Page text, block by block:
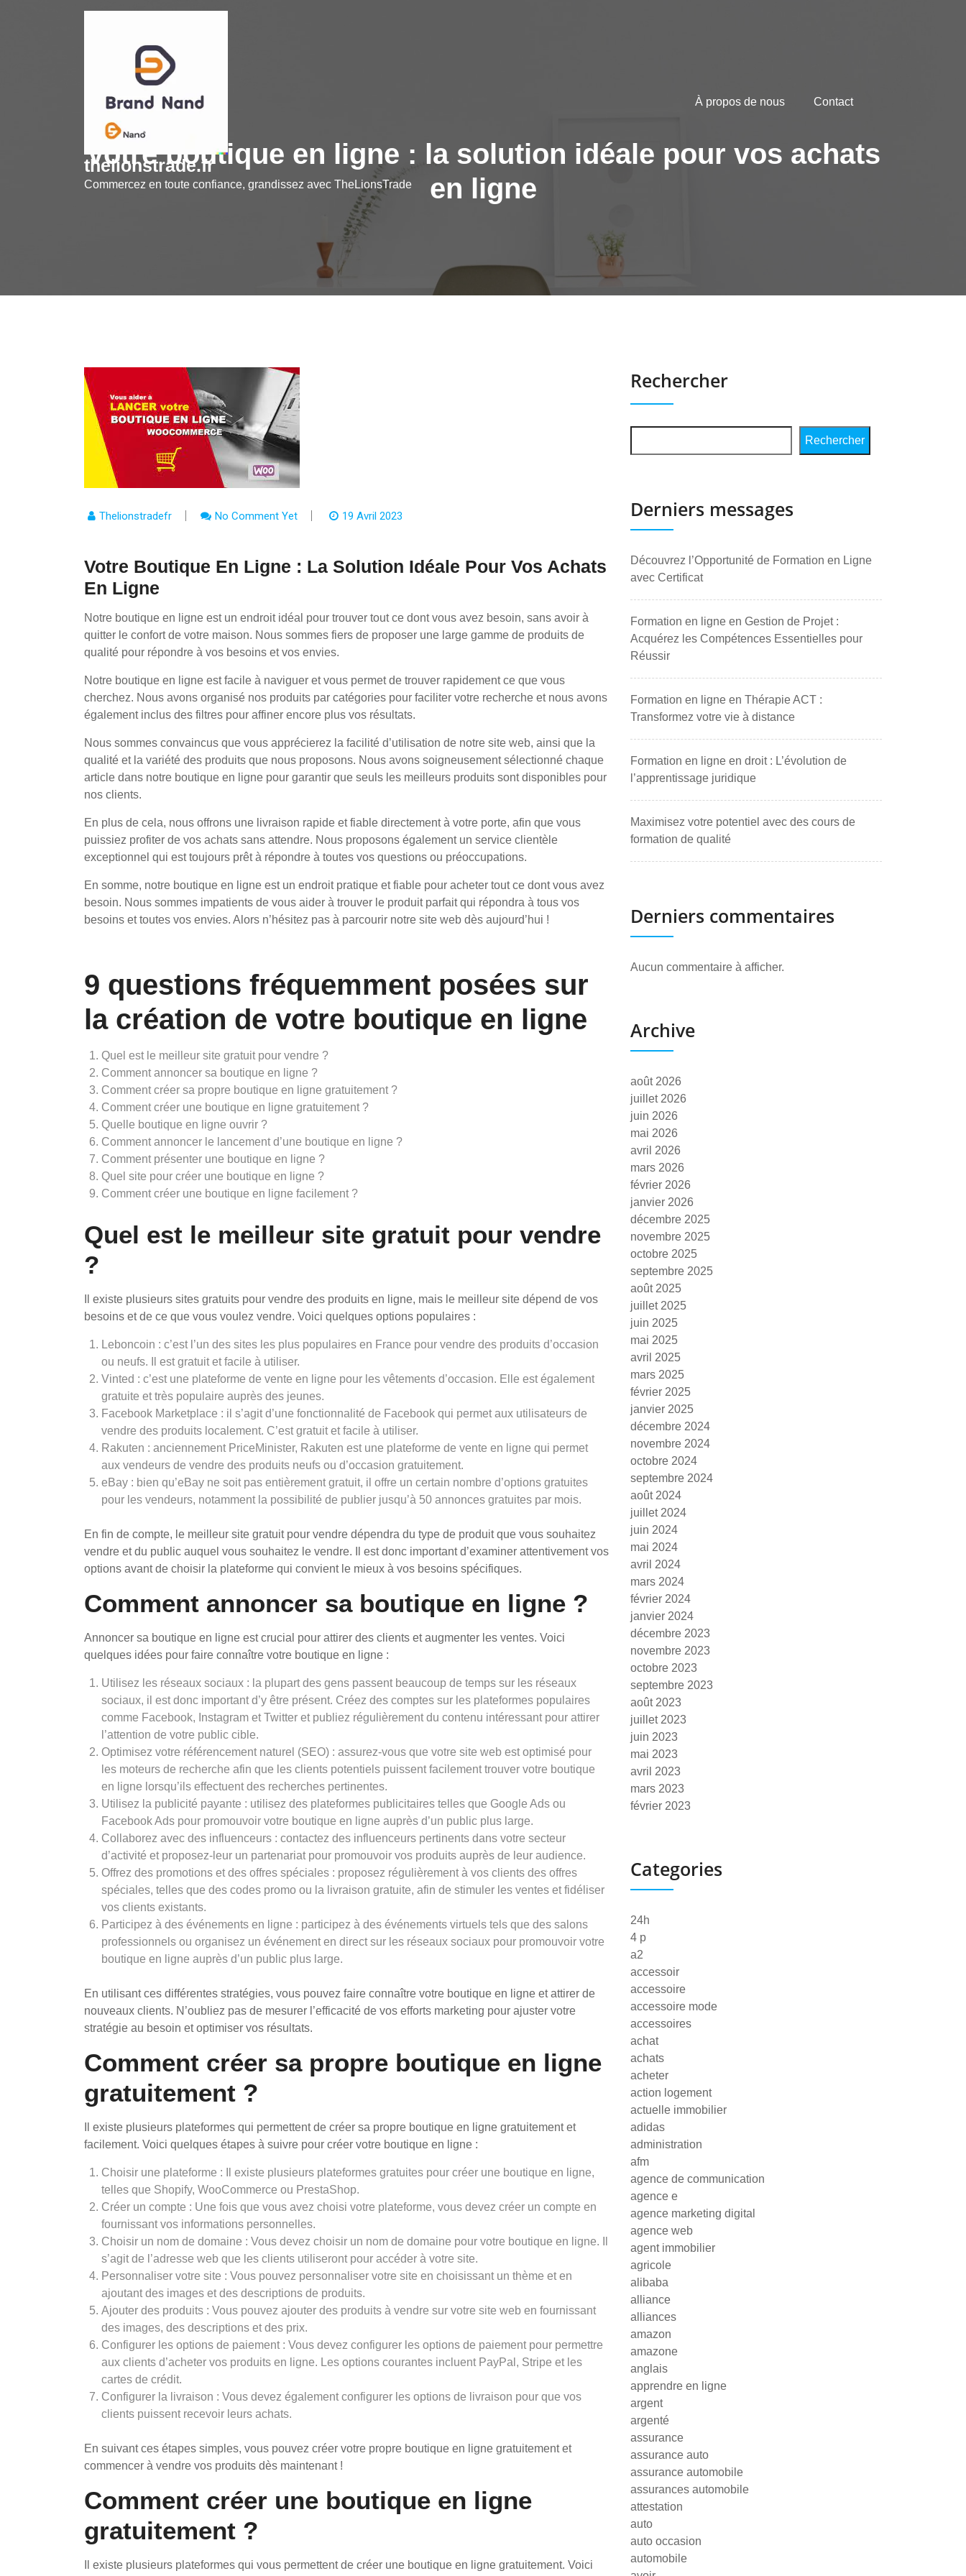
thelionstrade.fr
Commercez en toute confiance, grandissez avec TheLionsTrade
À propos de nous Contact
Votre boutique en ligne : la solution idéale pour vos achats
en ligne
Thelionstradefr No Comment Yet 19 Avril 2023
Votre Boutique En Ligne : La Solution Idéale Pour Vos Achats
En Ligne
Notre boutique en ligne est un endroit idéal pour trouver tout ce dont vous avez besoin, sans avoir à
quitter le confort de votre maison. Nous sommes fiers de proposer une large gamme de produits de
qualité pour répondre à vos besoins et vos envies.
Notre boutique en ligne est facile à naviguer et vous permet de trouver rapidement ce que vous
cherchez. Nous avons organisé nos produits par catégories pour faciliter votre recherche et nous avons
également inclus des filtres pour affiner encore plus vos résultats.
Nous sommes convaincus que vous apprécierez la facilité d’utilisation de notre site web, ainsi que la
qualité et la variété des produits que nous proposons. Nous avons soigneusement sélectionné chaque
article dans notre boutique en ligne pour garantir que seuls les meilleurs produits sont disponibles pour
nos clients.
En plus de cela, nous offrons une livraison rapide et fiable directement à votre porte, afin que vous
puissiez profiter de vos achats sans attendre. Nous proposons également un service clientèle
exceptionnel qui est toujours prêt à répondre à toutes vos questions ou préoccupations.
En somme, notre boutique en ligne est un endroit pratique et fiable pour acheter tout ce dont vous avez
besoin. Nous sommes impatients de vous aider à trouver le produit parfait qui répondra à tous vos
besoins et toutes vos envies. Alors n’hésitez pas à parcourir notre site web dès aujourd’hui !
9 questions fréquemment posées sur
la création de votre boutique en ligne
Quel est le meilleur site gratuit pour vendre ?
Comment annoncer sa boutique en ligne ?
Comment créer sa propre boutique en ligne gratuitement ?
Comment créer une boutique en ligne gratuitement ?
Quelle boutique en ligne ouvrir ?
Comment annoncer le lancement d’une boutique en ligne ?
Comment présenter une boutique en ligne ?
Quel site pour créer une boutique en ligne ?
Comment créer une boutique en ligne facilement ?
Quel est le meilleur site gratuit pour vendre
?
Il existe plusieurs sites gratuits pour vendre des produits en ligne, mais le meilleur site dépend de vos
besoins et de ce que vous voulez vendre. Voici quelques options populaires :
Leboncoin : c’est l’un des sites les plus populaires en France pour vendre des produits d’occasion
ou neufs. Il est gratuit et facile à utiliser.
Vinted : c’est une plateforme de vente en ligne pour les vêtements d’occasion. Elle est également
gratuite et très populaire auprès des jeunes.
Facebook Marketplace : il s’agit d’une fonctionnalité de Facebook qui permet aux utilisateurs de
vendre des produits localement. C’est gratuit et facile à utiliser.
Rakuten : anciennement PriceMinister, Rakuten est une plateforme de vente en ligne qui permet
aux vendeurs de vendre des produits neufs ou d’occasion gratuitement.
eBay : bien qu’eBay ne soit pas entièrement gratuit, il offre un certain nombre d’options gratuites
pour les vendeurs, notamment la possibilité de publier jusqu’à 50 annonces gratuites par mois.
En fin de compte, le meilleur site gratuit pour vendre dépendra du type de produit que vous souhaitez
vendre et du public auquel vous souhaitez le vendre. Il est donc important d’examiner attentivement vos
options avant de choisir la plateforme qui convient le mieux à vos besoins spécifiques.
Comment annoncer sa boutique en ligne ?
Annoncer sa boutique en ligne est crucial pour attirer des clients et augmenter les ventes. Voici
quelques idées pour faire connaître votre boutique en ligne :
Utilisez les réseaux sociaux : la plupart des gens passent beaucoup de temps sur les réseaux
sociaux, il est donc important d’y être présent. Créez des comptes sur les plateformes populaires
comme Facebook, Instagram et Twitter et publiez régulièrement du contenu intéressant pour attirer
l’attention de votre public cible.
Optimisez votre référencement naturel (SEO) : assurez-vous que votre site web est optimisé pour
les moteurs de recherche afin que les clients potentiels puissent facilement trouver votre boutique
en ligne lorsqu’ils effectuent des recherches pertinentes.
Utilisez la publicité payante : utilisez des plateformes publicitaires telles que Google Ads ou
Facebook Ads pour promouvoir votre boutique en ligne auprès d’un public plus large.
Collaborez avec des influenceurs : contactez des influenceurs pertinents dans votre secteur
d’activité et proposez-leur un partenariat pour promouvoir vos produits auprès de leur audience.
Offrez des promotions et des offres spéciales : proposez régulièrement à vos clients des offres
spéciales, telles que des codes promo ou la livraison gratuite, afin de stimuler les ventes et fidéliser
vos clients existants.
Participez à des événements en ligne : participez à des événements virtuels tels que des salons
professionnels ou organisez un événement en direct sur les réseaux sociaux pour promouvoir votre
boutique en ligne auprès d’un public plus large.
En utilisant ces différentes stratégies, vous pouvez faire connaître votre boutique en ligne et attirer de
nouveaux clients. N’oubliez pas de mesurer l’efficacité de vos efforts marketing pour ajuster votre
stratégie au besoin et optimiser vos résultats.
Comment créer sa propre boutique en ligne
gratuitement ?
Il existe plusieurs plateformes qui permettent de créer sa propre boutique en ligne gratuitement et
facilement. Voici quelques étapes à suivre pour créer votre boutique en ligne :
Choisir une plateforme : Il existe plusieurs plateformes gratuites pour créer une boutique en ligne,
telles que Shopify, WooCommerce ou PrestaShop.
Créer un compte : Une fois que vous avez choisi votre plateforme, vous devez créer un compte en
fournissant vos informations personnelles.
Choisir un nom de domaine : Vous devez choisir un nom de domaine pour votre boutique en ligne. Il
s’agit de l’adresse web que les clients utiliseront pour accéder à votre site.
Personnaliser votre site : Vous pouvez personnaliser votre site en choisissant un thème et en
ajoutant des images et des descriptions de produits.
Ajouter des produits : Vous pouvez ajouter des produits à vendre sur votre site web en fournissant
des images, des descriptions et des prix.
Configurer les options de paiement : Vous devez configurer les options de paiement pour permettre
aux clients d’acheter vos produits en ligne. Les options courantes incluent PayPal, Stripe et les
cartes de crédit.
Configurer la livraison : Vous devez également configurer les options de livraison pour que vos
clients puissent recevoir leurs achats.
En suivant ces étapes simples, vous pouvez créer votre propre boutique en ligne gratuitement et
commencer à vendre vos produits dès maintenant !
Comment créer une boutique en ligne
gratuitement ?
Il existe plusieurs plateformes qui vous permettent de créer une boutique en ligne gratuitement. Voici
Rechercher
Rechercher
Derniers messages
Découvrez l’Opportunité de Formation en Ligne
avec Certificat
Formation en ligne en Gestion de Projet :
Acquérez les Compétences Essentielles pour
Réussir
Formation en ligne en Thérapie ACT :
Transformez votre vie à distance
Formation en ligne en droit : L’évolution de
l’apprentissage juridique
Maximisez votre potentiel avec des cours de
formation de qualité
Derniers commentaires
Aucun commentaire à afficher.
Archive
août 2026
juillet 2026
juin 2026
mai 2026
avril 2026
mars 2026
février 2026
janvier 2026
décembre 2025
novembre 2025
octobre 2025
septembre 2025
août 2025
juillet 2025
juin 2025
mai 2025
avril 2025
mars 2025
février 2025
janvier 2025
décembre 2024
novembre 2024
octobre 2024
septembre 2024
août 2024
juillet 2024
juin 2024
mai 2024
avril 2024
mars 2024
février 2024
janvier 2024
décembre 2023
novembre 2023
octobre 2023
septembre 2023
août 2023
juillet 2023
juin 2023
mai 2023
avril 2023
mars 2023
février 2023
Categories
24h
4 p
a2
accessoir
accessoire
accessoire mode
accessoires
achat
achats
acheter
action logement
actuelle immobilier
adidas
administration
afm
agence de communication
agence e
agence marketing digital
agence web
agent immobilier
agricole
alibaba
alliance
alliances
amazon
amazone
anglais
apprendre en ligne
argent
argenté
assurance
assurance auto
assurance automobile
assurances automobile
attestation
auto
auto occasion
automobile